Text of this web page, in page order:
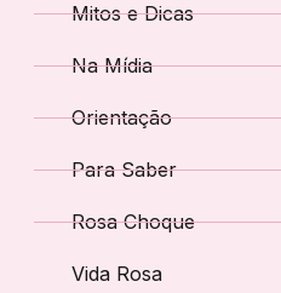
Mitos e Dicas
Na Mídia
Orientação
Para Saber
Rosa Choque
Vida Rosa